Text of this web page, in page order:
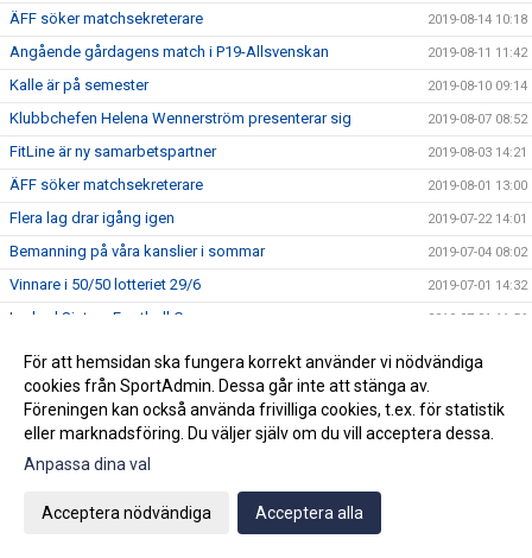
ÄFF söker matchsekreterare 2019-08-14 10:18
Angående gårdagens match i P19-Allsvenskan 2019-08-11 11:42
Kalle är på semester 2019-08-10 09:14
Klubbchefen Helena Wennerström presenterar sig 2019-08-07 08:52
FitLine är ny samarbetspartner 2019-08-03 14:21
ÄFF söker matchsekreterare 2019-08-01 13:00
Flera lag drar igång igen 2019-07-22 14:01
Bemanning på våra kanslier i sommar 2019-07-04 08:02
Vinnare i 50/50 lotteriet 29/6 2019-07-01 14:32
Lyckad Sisters Football Cup 2019-07-01 11:56
Ladda ner Min Fotboll-appen 2019-06-22 12:00
Dan Norberg har gått STAC-utbildning
Glad midsommar! 2019-06-20 10:34
Spelschemat i Sisters Football Cup är klart
För att hemsidan ska fungera korrekt använder vi nödvändiga
cookies från SportAdmin. Dessa går inte att stänga av.
Föreningen kan också använda frivilliga cookies, t.ex. för statistik
eller marknadsföring. Du väljer själv om du vill acceptera dessa.
Anpassa dina val
Acceptera nödvändiga Acceptera alla